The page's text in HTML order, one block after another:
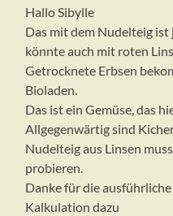
Hallo Sibylle
Das mit dem Nudelteig ist
könnte auch mit roten
Getrocknete Erbsen
Bioladen.
Das ist ein Gemüse, das
Allgegenwärtig sind
Nudelteig aus Linsen
probieren.
Danke für die
Kalkulation dazu